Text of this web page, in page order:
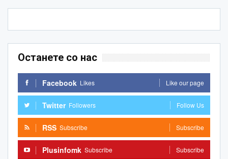
Останете со нас
Facebook Likes Like our page
Twitter Followers Follow Us
RSS Subscribe Subscribe
Plusinfomk Subscribe Subscribe